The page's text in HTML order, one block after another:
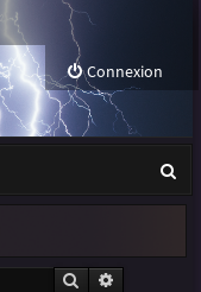
Connexion
e
Rechercher